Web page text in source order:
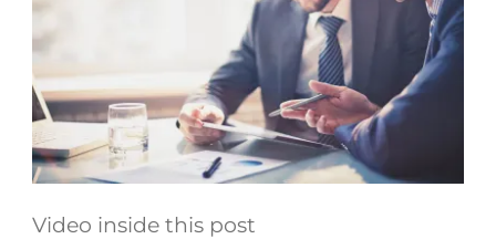
Video inside this post